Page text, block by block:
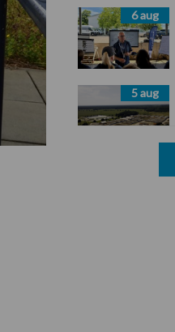
6 aug
5 aug